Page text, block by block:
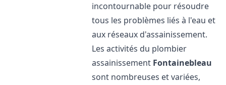
incontournable pour résoudre
tous les problèmes liés à l'eau et
aux réseaux d'assainissement.
Les activités du plombier
assainissement Fontainebleau
sont nombreuses et variées,